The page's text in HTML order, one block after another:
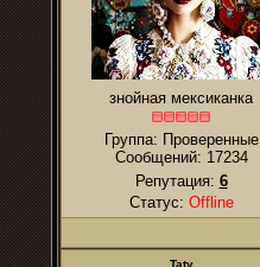
знойная мексиканка
Группа: Проверенные
Сообщений: 17234
Репутация: 6
Статус: Offline
Taty